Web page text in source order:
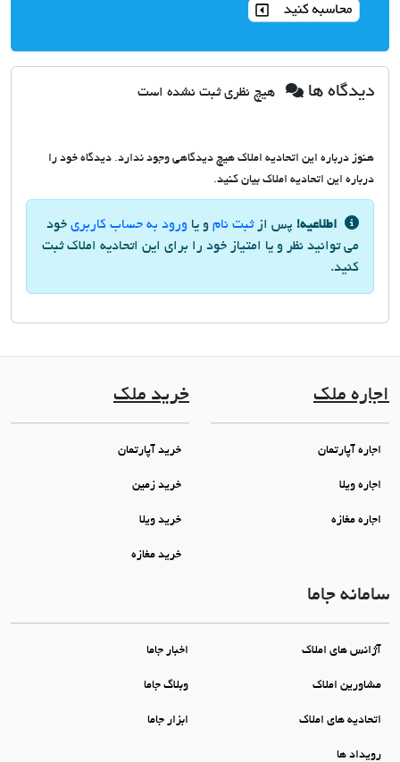
دیدگاه ها هیچ نظری ثبت نشده است
هنوز درباره این اتحادیه املاک هیچ دیدگاهی وجود ندارد. دیدگاه خود را
درباره این اتحادیه املاک بیان کنید.
اطلاعیه! پس ازثبت نام و یا ورود به حساب کاربری خود
می توانید نظر و یا امتیاز خود را برای این اتحادیه املاک ثبت
کنید.
اجاره ملک
اجاره آپارتمان
اجاره ویلا
اجاره مغازه
خرید ملک
خرید آپارتمان
خرید زمین
خرید ویلا
خرید مغازه
سامانه جاما
آژانس های املاک اخبار جاما
مشاورین املاک وبلاگ جاما
اتحادیه های املاک ابزار جاما
رویداد ها